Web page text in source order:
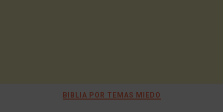
BIBLIA POR TEMAS MIEDO